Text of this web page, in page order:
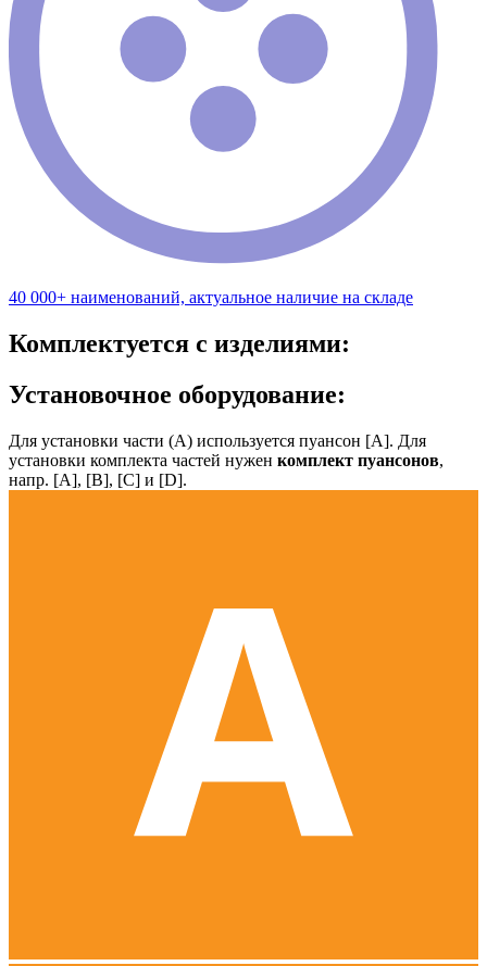
40 000+ наименований, актуальное наличие на складе
Комплектуется с изделиями:
Установочное оборудование:
Для установки части (А) используется пуансон [А]. Для
установки комплекта частей нужен комплект пуансонов,
напр. [А], [B], [С] и [D].